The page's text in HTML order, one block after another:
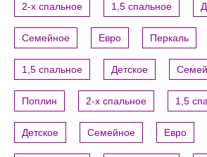
2-х спальное 1,5 спальное
Семейное Евро Перкаль
1,5 спальное Детское
Поплин 2-х спальное 1,5
Детское Семейное Евро